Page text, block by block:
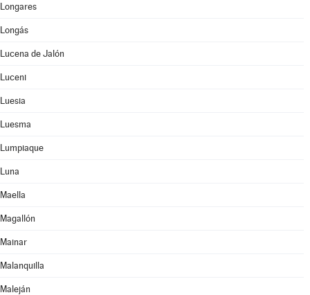
Longares
Longás
Lucena de Jalón
Luceni
Luesia
Luesma
Lumpiaque
Luna
Maella
Magallón
Mainar
Malanquilla
Maleján